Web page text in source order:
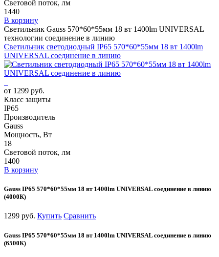
Световой поток, лм
1440
В корзину
Светильник Gauss 570*60*55мм 18 вт 1400lm UNIVERSAL
технологии соединение в линию
Светильник светодиодный IP65 570*60*55мм 18 вт 1400lm
UNIVERSAL соединение в линию
от 1299 руб.
Класс защиты
IP65
Производитель
Gauss
Мощность, Вт
18
Световой поток, лм
1400
В корзину
Gauss IP65 570*60*55мм 18 вт 1400lm UNIVERSAL соединение в линию
(4000К)
1299 руб. Купить Сравнить
Gauss IP65 570*60*55мм 18 вт 1400lm UNIVERSAL соединение в линию
(6500К)